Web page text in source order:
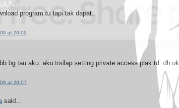
program tu tapi tak dapat..
at 20:02
bg tau aku. aku trsilap setting private access plak td. dh ok
at 20:07
said...